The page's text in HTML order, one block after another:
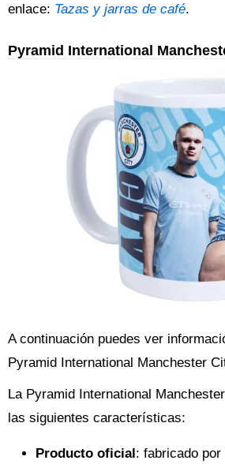
enlace: Tazas y jarras de café.
Pyramid International
A continuación puedes ver
Pyramid International Manchester
La Pyramid International
las siguientes características:
Producto oficial: fabricado